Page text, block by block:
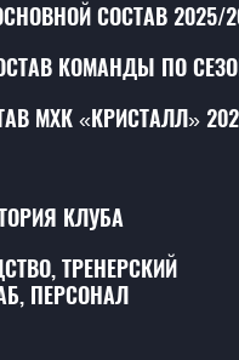
СОСТАВ 2025/
КОМАНДЫ ПО
МХК «КРИСТАЛЛ»
КЛУБА
ТРЕНЕРСКИЙ
ПЕРСОНАЛ